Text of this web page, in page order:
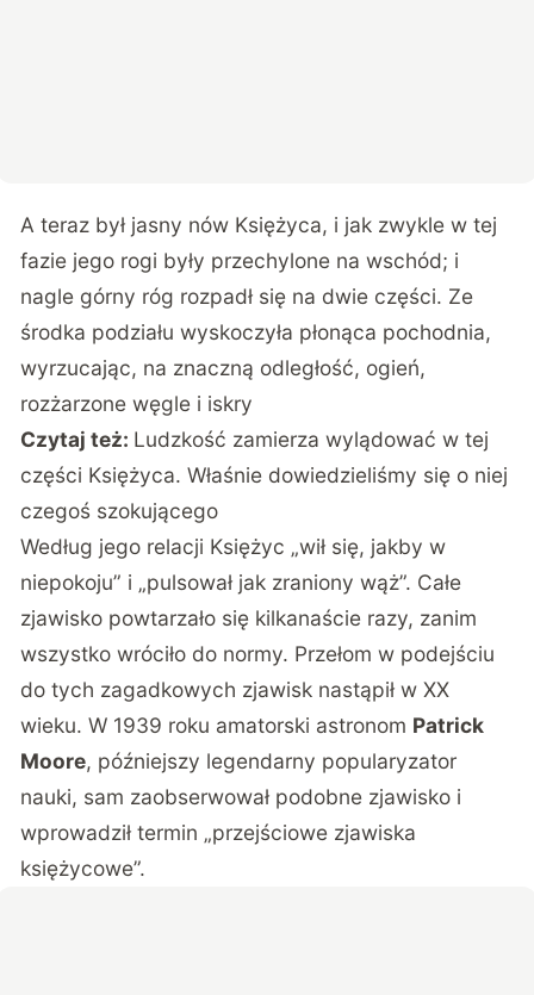
A teraz był jasny nów Księżyca, i jak zwykle w tej
fazie jego rogi były przechylone na wschód; i
nagle górny róg rozpadł się na dwie części. Ze
środka podziału wyskoczyła płonąca pochodnia,
wyrzucając, na znaczną odległość, ogień,
rozżarzone węgle i iskry
Czytaj też: Ludzkość zamierza wylądować w tej
części Księżyca. Właśnie dowiedzieliśmy się o niej
czegoś szokującego
Według jego relacji Księżyc „wił się, jakby w
niepokoju” i „pulsował jak zraniony wąż”. Całe
zjawisko powtarzało się kilkanaście razy, zanim
wszystko wróciło do normy. Przełom w podejściu
do tych zagadkowych zjawisk nastąpił w XX
wieku. W 1939 roku amatorski astronom Patrick
Moore, późniejszy legendarny popularyzator
nauki, sam zaobserwował podobne zjawisko i
wprowadził termin „przejściowe zjawiska
księżycowe”.